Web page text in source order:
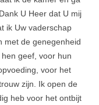
U Heer dat U mij
ik Uw vaderschap
met de genegenheid
geef, voor hun
voor het
zijn. Ik open de
heb voor het ontbijt